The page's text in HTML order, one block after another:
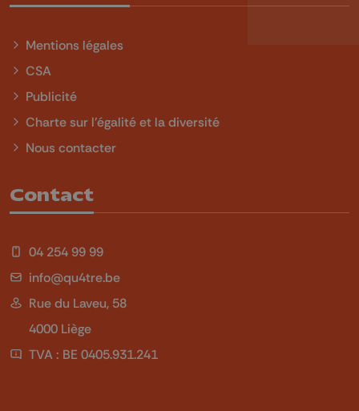
Mentions légales
CSA
Publicité
Charte sur l'égalité et la diversité
Nous contacter
Contact
04 254 99 99
info@qu4tre.be
Rue du Laveu, 58
4000 Liège
TVA : BE 0405.931.241